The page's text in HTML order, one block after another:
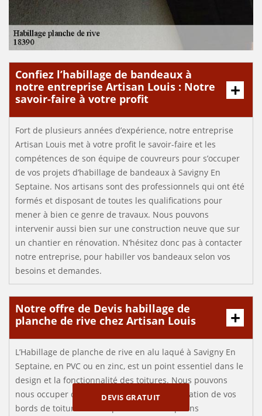
DEVIS GRATUIT
Confiez l’habillage de bandeaux à
notre entreprise Artisan Louis : Notre
savoir-faire à votre profit
Fort de plusieurs années d’expérience, notre entreprise
Artisan Louis met à votre profit le savoir-faire et les
compétences de son équipe de couvreurs pour s’occuper
de vos projets d’habillage de bandeaux à Savigny En
Septaine. Nos artisans sont des professionnels qui ont été
formés et disposant de toutes les qualifications pour
mener à bien ce genre de travaux. Nous pouvons
intervenir aussi bien sur une construction neuve que sur
un chantier en rénovation. N’hésitez donc pas à contacter
notre entreprise, pour habiller vos bandeaux selon vos
besoins et demandes.
Notre offre de Devis habillage de
planche de rive chez Artisan Louis
L’Habillage de planche de rive en alu laqué à Savigny En
Septaine, en PVC ou en zinc, est un point essentiel dans le
design et la fonctionnalité des toitures. Nous pouvons
nous occuper de cette tâche pour la préservation de vos
bords de toiture tout en procurant des options